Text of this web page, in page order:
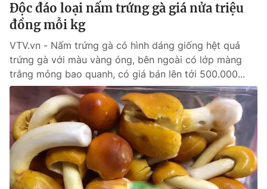
Góc doanh nghiệp
Truyền hình
Phim VTV
Hậu trường
Nhân vật
Khán giả
Giải sao mai
Giải trí
Điện ảnh
Sao
Đời sống
Du lịch
Làm đẹp
Chất lượng cuộc sống
Giáo dục
Tuyển sinh
Học trực tuyến
Công nghệ
Hitech Công nghệ tương lai
Giao lưu trực tuyến
Độc đáo loại nấm trứng gà giá nửa triệu
đồng mỗi kg
VTV.vn - Nấm trứng gà có hình dáng giống hệt quả
trứng gà với màu vàng óng, bên ngoài có lớp màng
trắng mỏng bao quanh, có giá bán lên tới 500.000...